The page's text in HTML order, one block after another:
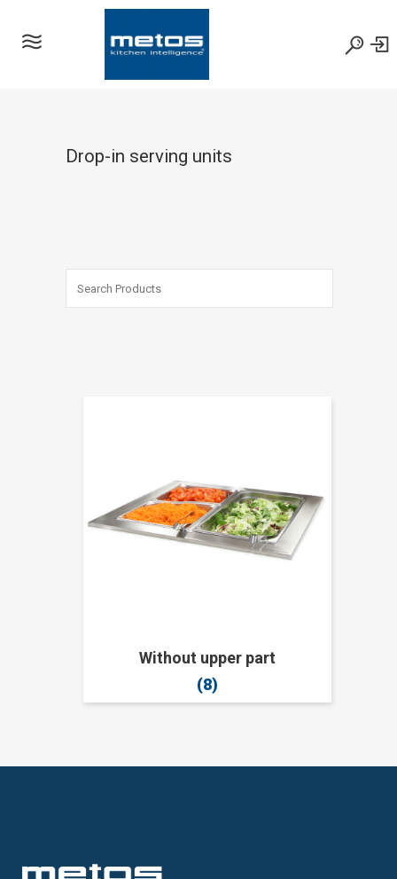
Drop-in serving units
Without upper part
(8)